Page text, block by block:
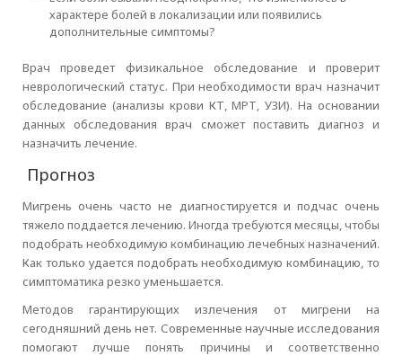
характере болей в локализации или появились
дополнительные симптомы?
Врач проведет физикальное обследование и проверит
неврологический статус. При необходимости врач назначит
обследование (анализы крови КТ, МРТ, УЗИ). На основании
данных обследования врач сможет поставить диагноз и
назначить лечение.
Прогноз
Мигрень очень часто не диагностируется и подчас очень
тяжело поддается лечению. Иногда требуются месяцы, чтобы
подобрать необходимую комбинацию лечебных назначений.
Как только удается подобрать необходимую комбинацию, то
симптоматика резко уменьшается.
Методов гарантирующих излечения от мигрени на
сегодняшний день нет. Современные научные исследования
помогают лучше понять причины и соответственно